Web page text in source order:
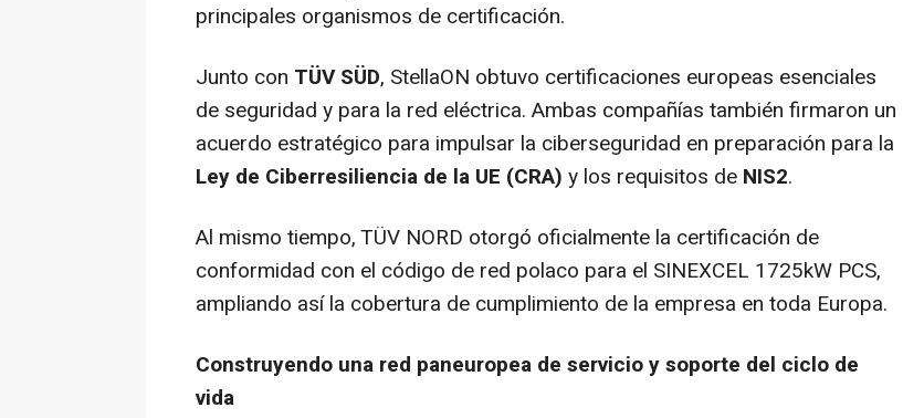
principales organismos de certificación.
Junto con TÜV SÜD, StellaON obtuvo certificaciones europeas esenciales
de seguridad y para la red eléctrica. Ambas compañías también firmaron un
acuerdo estratégico para impulsar la ciberseguridad en preparación para la
Ley de Ciberresiliencia de la UE (CRA) y los requisitos de NIS2.
Al mismo tiempo, TÜV NORD otorgó oficialmente la certificación de
conformidad con el código de red polaco para el SINEXCEL 1725kW PCS,
ampliando así la cobertura de cumplimiento de la empresa en toda Europa.
Construyendo una red paneuropea de servicio y soporte del ciclo de
vida